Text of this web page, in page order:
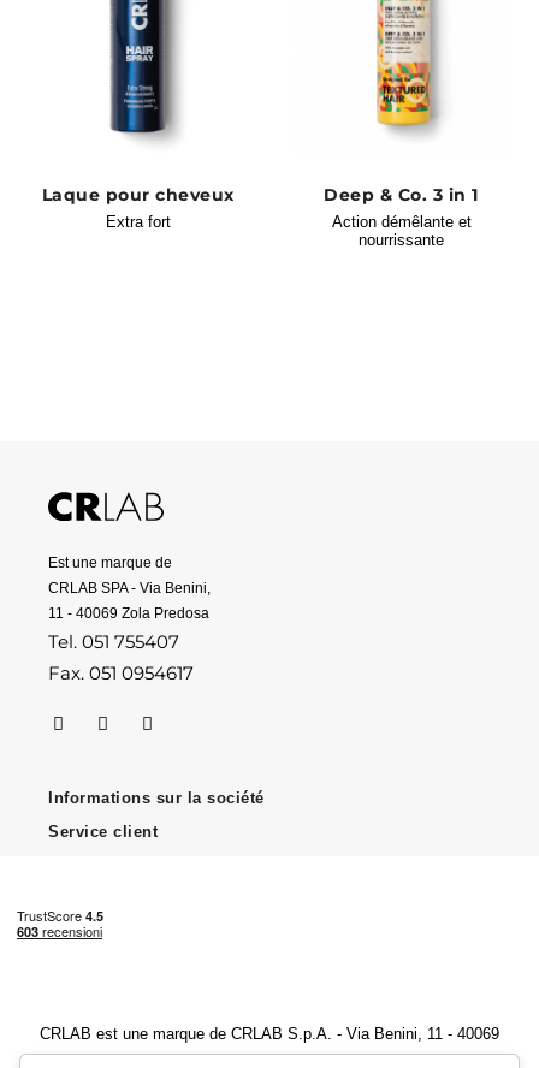
Laque pour cheveux
Extra fort
Deep & Co. 3 in 1
Action démêlante et
nourrissante
Est une marque de
CRLAB SPA - Via Benini,
11 - 40069 Zola Predosa
Tel. 051 755407
Fax. 051 0954617
Informations sur la société
Service client
CRLAB est une marque de CRLAB S.p.A. - Via Benini, 11 - 40069